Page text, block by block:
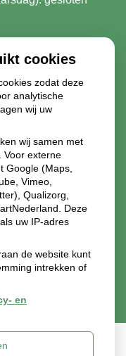
cookies
zodat deze
analytische
wij uw
wij samen met
Voor externe
Google (Maps,
Vimeo,
Qualizorg,
Deze
uw IP-adres
de website kunt
intrekken of
en